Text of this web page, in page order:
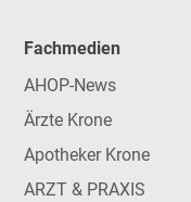
Fachmedien
AHOP-News
Ärzte Krone
Apotheker Krone
ARZT & PRAXIS